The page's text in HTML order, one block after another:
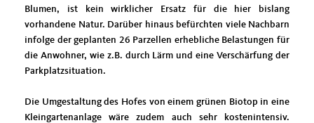
Blumen, ist kein wirklicher Ersatz für die hier bislang
vorhandene Natur. Darüber hinaus befürchten viele Nachbarn
infolge der geplanten 26 Parzellen erhebliche Belastungen für
die Anwohner, wie z.B. durch Lärm und eine Verschärfung der
Parkplatzsituation.
Die Umgestaltung des Hofes von einem grünen Biotop in eine
Kleingartenanlage wäre zudem auch sehr kostenintensiv.